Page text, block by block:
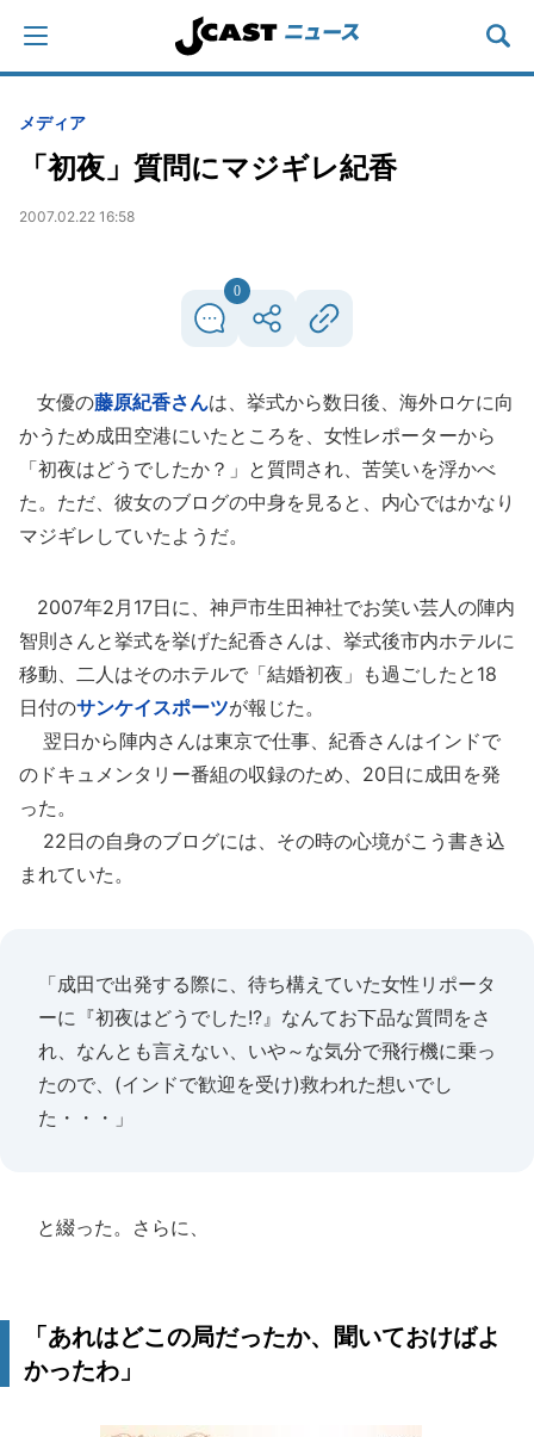
メディア
「初夜」質問にマジギレ紀香
2007.02.22 16:58
0
女優の藤原紀香さんは、挙式から数日後、海外ロケに向
かうため成田空港にいたところを、女性レポーターから
「初夜はどうでしたか？」と質問され、苦笑いを浮かべ
た。ただ、彼女のブログの中身を見ると、内心ではかなり
マジギレしていたようだ。
2007年2月17日に、神戸市生田神社でお笑い芸人の陣内
智則さんと挙式を挙げた紀香さんは、挙式後市内ホテルに
移動、二人はそのホテルで「結婚初夜」も過ごしたと18
日付のサンケイスポーツが報じた。
翌日から陣内さんは東京で仕事、紀香さんはインドで
のドキュメンタリー番組の収録のため、20日に成田を発
った。
22日の自身のブログには、その時の心境がこう書き込
まれていた。
「成田で出発する際に、待ち構えていた女性リポータ
ーに『初夜はどうでした!?』なんてお下品な質問をさ
れ、なんとも言えない、いや～な気分で飛行機に乗っ
たので、(インドで歓迎を受け)救われた想いでし
た・・・」
と綴った。さらに、
「あれはどこの局だったか、聞いておけばよ
かったわ」